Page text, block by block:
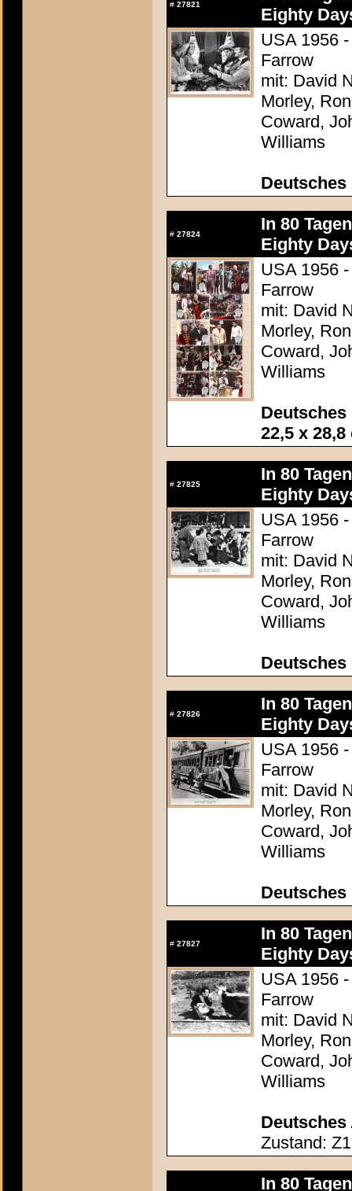
# 27821
Eighty
USA 1956
Farrow
mit: David
Morley,
Coward,
Williams
# 27824
In 80
Eighty
USA 1956
Farrow
mit: David
Morley,
Coward,
Williams
22,5 x 28,8
# 27825
In 80
Eighty
USA 1956
Farrow
mit: David
Morley,
Coward,
Williams
# 27826
In 80
Eighty
USA 1956
Farrow
mit: David
Morley,
Coward,
Williams
# 27827
In 80
Eighty
USA 1956
Farrow
mit: David
Morley,
Coward,
Williams
Deutsches
Zustand: Z1
In 80